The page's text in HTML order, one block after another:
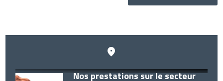
Nos prestations sur le secteur